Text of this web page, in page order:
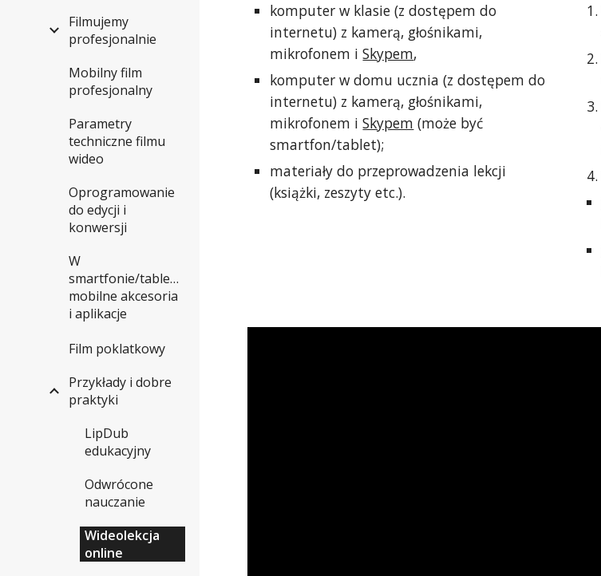
Filmujemy
profesjonalnie
Mobilny film
profesjonalny
Parametry
techniczne filmu
wideo
Oprogramowanie
do edycji i
konwersji
W
smartfonie/tablecie:
mobilne akcesoria
i aplikacje
Film poklatkowy
Przykłady i dobre
praktyki
LipDub
edukacyjny
Odwrócone
nauczanie
Wideolekcja
online
komputer w klasie (z dostępem do
internetu) z kamerą, głośnikami,
mikrofonem iSkypem,
komputer w domu ucznia (z dostępem do
internetu) z kamerą, głośnikami,
mikrofonem iSkypem (może być
smartfon/tablet);
materiały do przeprowadzenia lekcji
(książki, zeszyty etc.).